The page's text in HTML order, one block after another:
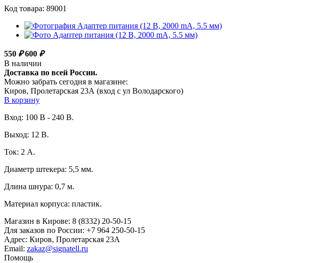
Код товара: 89001
550 ₽ 600 ₽
В наличии
Доставка по всей России.
Можно забрать сегодня в магазине:
Киров, Пролетарская 23А (вход с ул Володарского)
В корзину
Вход: 100 В - 240 В.
Выход: 12 В.
Ток: 2 А.
Диаметр штекера: 5,5 мм.
Длина шнура: 0,7 м.
Материал корпуса: пластик.
Магазин в Кирове: 8 (8332) 20-50-15
Для заказов по России: +7 964 250-50-15
Адрес: Киров, Пролетарская 23А
Email: zakaz@signatell.ru
Помощь